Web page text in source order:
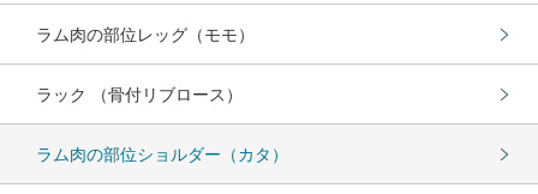
ラム肉の部位レッグ（モモ）
ラック （骨付リブロース）
ラム肉の部位ショルダー（カタ）